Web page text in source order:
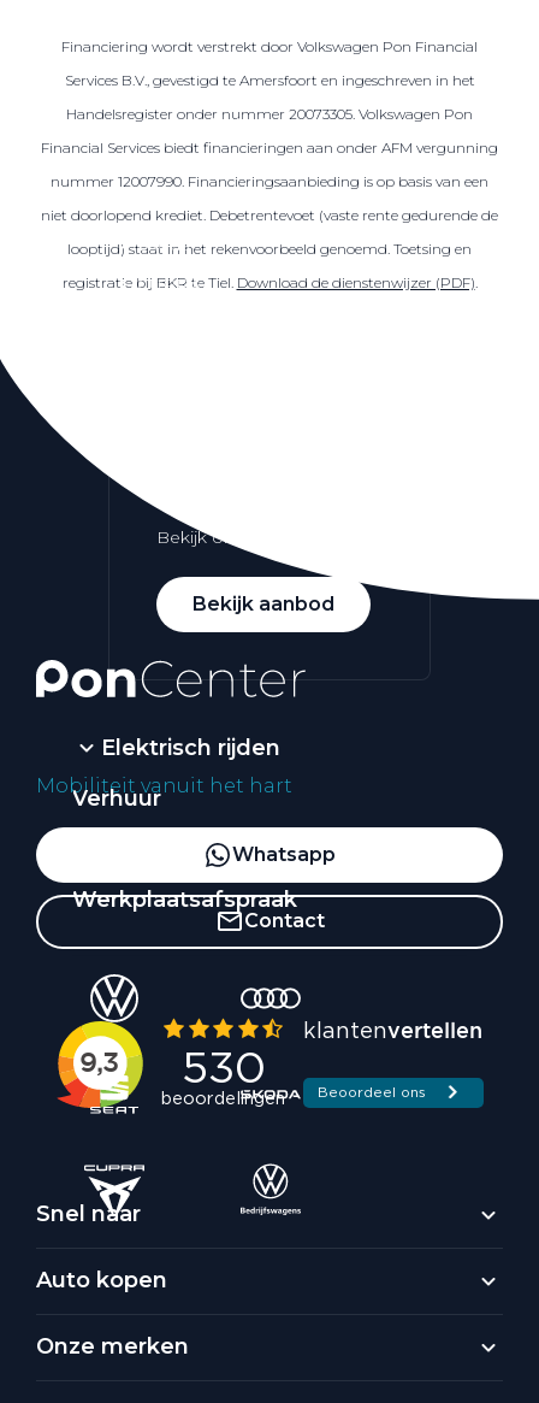
Veelgestelde vragen
Aanbod elektrisch
Škoda
CUPRA
Bekijk ons aanbod
Bekijk aanbod
Elektrisch rijden
Verhuur
Vestigingen
Werkplaatsafspraak
Financiering wordt verstrekt door Volkswagen Pon Financial
Services B.V., gevestigd te Amersfoort en ingeschreven in het
Handelsregister onder nummer 20073305. Volkswagen Pon
Financial Services biedt financieringen aan onder AFM vergunning
nummer 12007990. Financieringsaanbieding is op basis van een
niet doorlopend krediet. Debetrentevoet (vaste rente gedurende de
looptijd) staat in het rekenvoorbeeld genoemd. Toetsing en
registratie bij BKR te Tiel. Download de dienstenwijzer (PDF).
Mobiliteit vanuit het hart
Whatsapp
Contact
Snel naar
Auto kopen
Onze merken